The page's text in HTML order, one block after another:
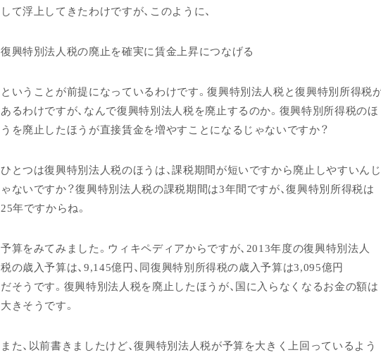
して浮上してきたわけですが、このように、
復興特別法人税の廃止を確実に賃金上昇につなげる
ということが前提になっているわけです。復興特別法人税と復興特別所得税
あるわけですが、なんで復興特別法人税を廃止するのか。復興特別所得税のほ
うを廃止したほうが直接賃金を増やすことになるじゃないですか？
ひとつは復興特別法人税のほうは、課税期間が短いですから廃止しやすいんじ
ゃないですか？復興特別法人税の課税期間は3年間ですが、復興特別所得税は
25年ですからね。
予算をみてみました。ウィキペディアからですが、2013年度の復興特別法人
税の歳入予算は、9,145億円、同復興特別所得税の歳入予算は3,095億円
だそうです。復興特別法人税を廃止したほうが、国に入らなくなるお金の額は
大きそうです。
また、以前書きましたけど、復興特別法人税が予算を大きく上回っているよう